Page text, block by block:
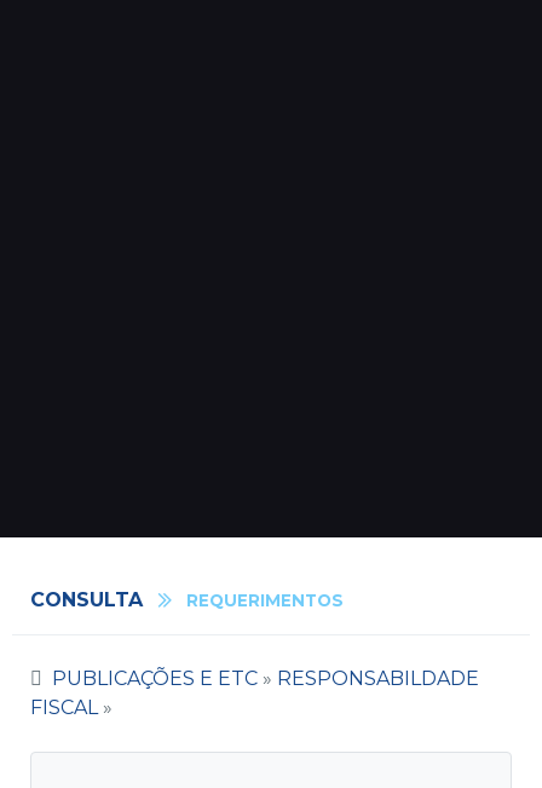
CONSULTA REQUERIMENTOS
PUBLICAÇÕES E ETC » RESPONSABILDADE
FISCAL »